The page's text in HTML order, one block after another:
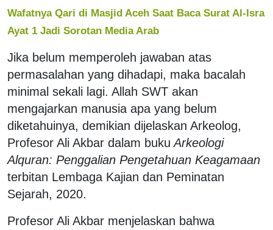
Wafatnya Qari di Masjid Aceh Saat Baca Surat Al-Isra
Ayat 1 Jadi Sorotan Media Arab
Jika belum memperoleh jawaban atas
permasalahan yang dihadapi, maka bacalah
minimal sekali lagi. Allah SWT akan
mengajarkan manusia apa yang belum
diketahuinya, demikian dijelaskan Arkeolog,
Profesor Ali Akbar dalam buku Arkeologi
Alquran: Penggalian Pengetahuan Keagamaan
terbitan Lembaga Kajian dan Peminatan
Sejarah, 2020.
Profesor Ali Akbar menjelaskan bahwa